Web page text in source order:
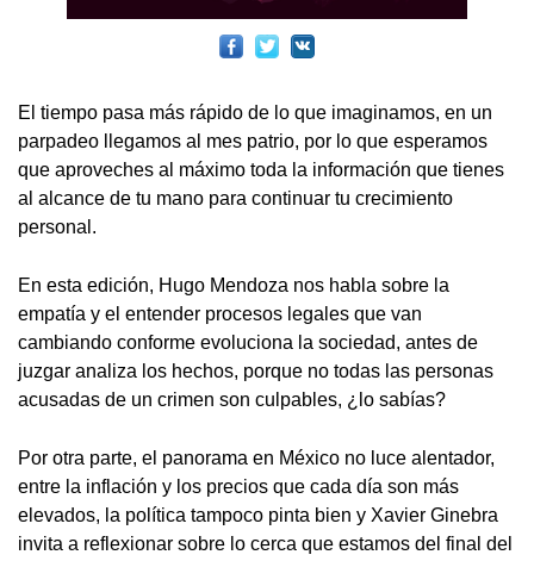
El tiempo pasa más rápido de lo que imaginamos, en un
parpadeo llegamos al mes patrio, por lo que esperamos
que aproveches al máximo toda la información que tienes
al alcance de tu mano para continuar tu crecimiento
personal.
En esta edición, Hugo Mendoza nos habla sobre la
empatía y el entender procesos legales que van
cambiando conforme evoluciona la sociedad, antes de
juzgar analiza los hechos, porque no todas las personas
acusadas de un crimen son culpables, ¿lo sabías?
Por otra parte, el panorama en México no luce alentador,
entre la inflación y los precios que cada día son más
elevados, la política tampoco pinta bien y Xavier Ginebra
invita a reflexionar sobre lo cerca que estamos del final del